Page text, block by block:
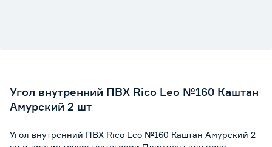
Угол внутренний ПВХ Rico Leo №160 Каштан
Амурский 2 шт
Угол внутренний ПВХ Rico Leo №160 Каштан Амурский 2